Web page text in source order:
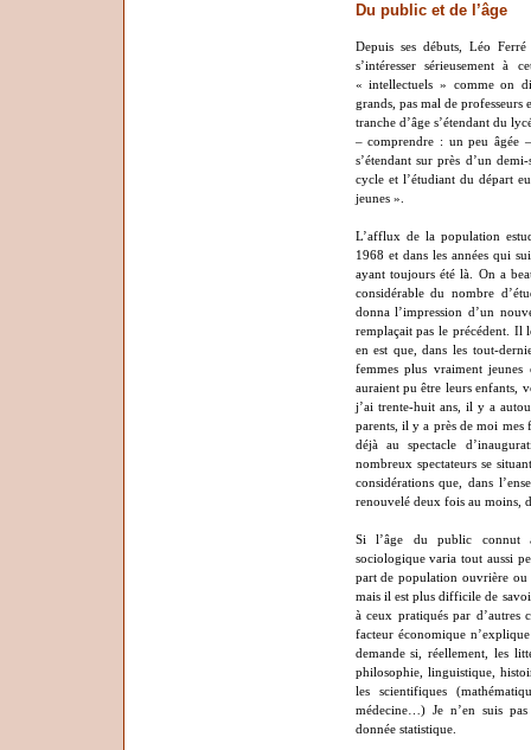
Du public et de l’âge
Depuis ses débuts, Léo
s’intéresser sérieusement
« intellectuels » comme on
grands, pas mal de professeurs
tranche d’âge s’étendant du
– comprendre : un peu âgée
s’étendant sur près d’un
cycle et l’étudiant du départ
jeunes ».
L’afflux de la population
1968 et dans les années qui
ayant toujours été là. On a
considérable du nombre
donna l’impression d’un
remplaçait pas le précédent. Il
en est que, dans les tout-
femmes plus vraiment
auraient pu être leurs enfants,
j’ai trente-huit ans, il y a
parents, il y a près de moi mes
déjà au spectacle
nombreux spectateurs se
considérations que, dans
renouvelé deux fois au moins,
Si l’âge du public connut
sociologique varia tout aussi
part de population ouvrière ou
mais il est plus difficile de
à ceux pratiqués par d’autres
facteur économique
demande si, réellement, les
philosophie, linguistique,
les scientifiques
médecine…) Je n’en suis
donnée statistique.